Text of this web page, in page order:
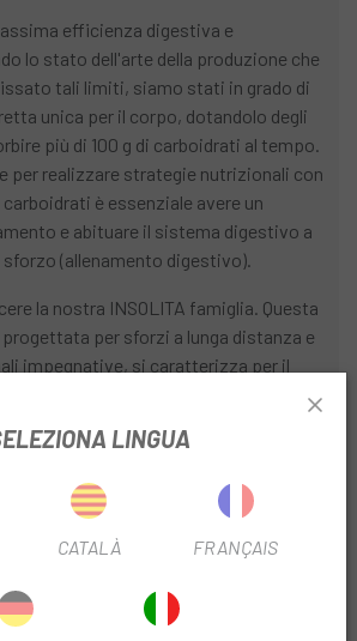
efficienza digestiva e
lo stato dell'arte della produzione che
tali limiti, siamo stati in grado di
unica per il corpo, dotandolo degli
più di 100 g di carboidrati al tempo.
per realizzare strategie nutrizionali con
è essenziale avere un
e abituare il sistema digestivo a
sforzo (allenamento digestivo).
la nostra INSOLITA famiglia. Questa
progettata per sforzi a lunga distanza e
impegnative, si caratterizza per il
gli strumenti per assorbire
carbonio all'ora.
3 g 2 g
LINGUA
CATALÀ FRANÇAIS